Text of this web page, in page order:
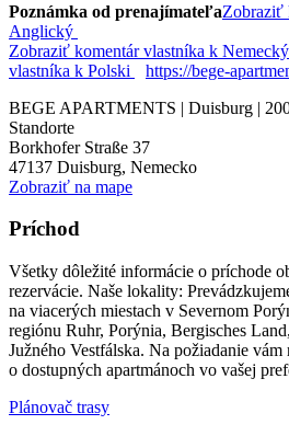
Poznámka od prenajímateľaZobraziť
Anglický
Zobraziť komentár vlastníka k Nemecký
vlastníka k Polski
https://bege-
BEGE APARTMENTS | Duisburg |
Standorte
Borkhofer Straße 37
47137 Duisburg, Nemecko
Zobraziť na mape
Príchod
Všetky dôležité informácie o príchode
rezervácie. Naše lokality:
na viacerých miestach v Severnom
regiónu Ruhr, Porýnia, Bergisches
Južného Vestfálska. Na požiadanie
o dostupných apartmánoch vo vašej
Plánovač trasy